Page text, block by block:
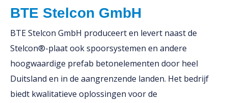
BTE Stelcon GmbH
BTE Stelcon GmbH produceert en levert naast de
Stelcon®-plaat ook spoorsystemen en andere
hoogwaardige prefab betonelementen door heel
Duitsland en in de aangrenzende landen. Het bedrijf
biedt kwalitatieve oplossingen voor de